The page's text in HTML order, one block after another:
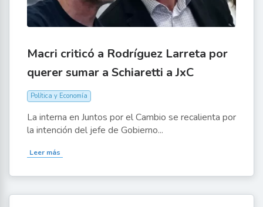
Macri criticó a Rodríguez Larreta por
querer sumar a Schiaretti a JxC
Política y Economía
La interna en Juntos por el Cambio se recalienta por
la intención del jefe de Gobierno...
Leer más